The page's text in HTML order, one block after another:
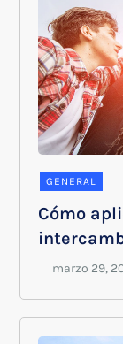
GENERAL
Cómo